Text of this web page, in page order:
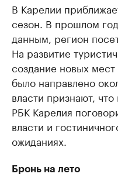
В Карелии
сезон. В прошлом
данным, регион
На развитие
создание новых
было направлено
власти признают,
РБК Карелия
власти и
ожиданиях.
Бронь на лето